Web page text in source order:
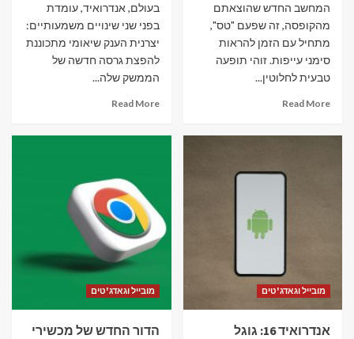
המחשב החדש שהוצאתם
מהקופסה, זה שפעם "טס",
מתחיל עם הזמן להראות
סימני עייפות. זוהי תופעה
טבעית לחלוטין...
Read More
בעולם, אנדרואיד, עומדת
בפני שני שינויים משמעותיים:
יצרנית הענק שיאומי מתכוננת
להפצת גרסה חדשה של
הממשק שלה...
Read More
מובייל וגאדג'טים
אנדרואיד 16: גוגל
מובייל וגאדג'טים
הדור החדש של מכשירי